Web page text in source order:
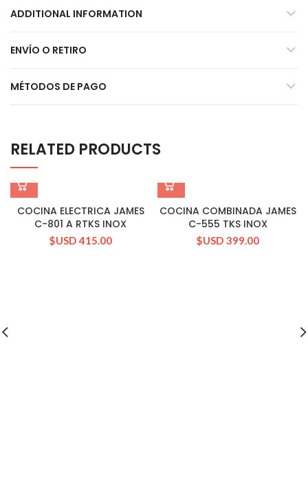
ADDITIONAL INFORMATION
ENVÍO O RETIRO
MÉTODOS DE PAGO
RELATED PRODUCTS
COCINA ELECTRICA JAMES
C-801 A RTKS INOX
$USD 415.00
COCINA COMBINADA JAMES
C-555 TKS INOX
$USD 399.00